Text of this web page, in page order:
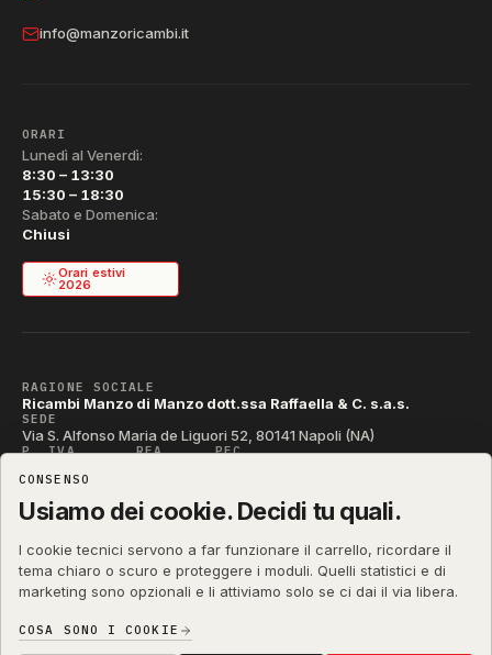
info@manzoricambi.it
ORARI
Lunedì al Venerdì:
8:30 – 13:30
15:30 – 18:30
Sabato e Domenica:
Chiusi
Orari estivi
2026
RAGIONE SOCIALE
Ricambi Manzo di Manzo dott.ssa Raffaella & C. s.a.s.
SEDE
Via S. Alfonso Maria de Liguori 52, 80141 Napoli (NA)
P. IVA REA PEC
CODICE SDI
T04ZHR3
manzoricambi.it ©
Stefano Russo
Privacy & Cookie·Termini
CONSENSO
Usiamo dei cookie. Decidi tu quali.
I cookie tecnici servono a far funzionare il carrello, ricordare il
tema chiaro o scuro e proteggere i moduli. Quelli statistici e di
marketing sono opzionali e li attiviamo solo se ci dai il via libera.
COSA SONO I COOKIE